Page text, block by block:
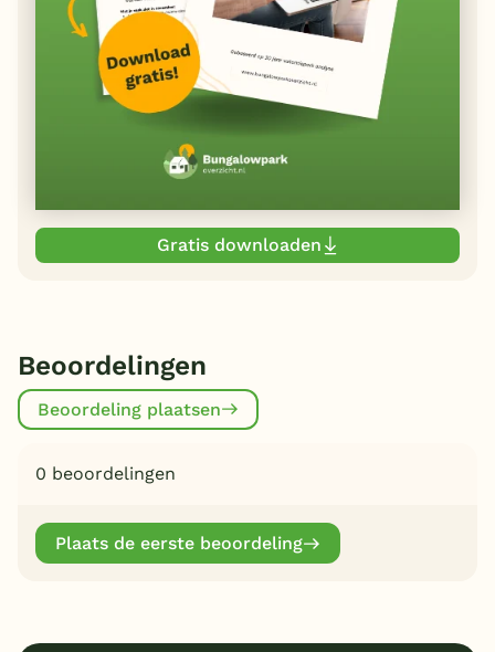
Gratis downloaden
Beoordelingen
Beoordeling plaatsen
0 beoordelingen
Plaats de eerste beoordeling